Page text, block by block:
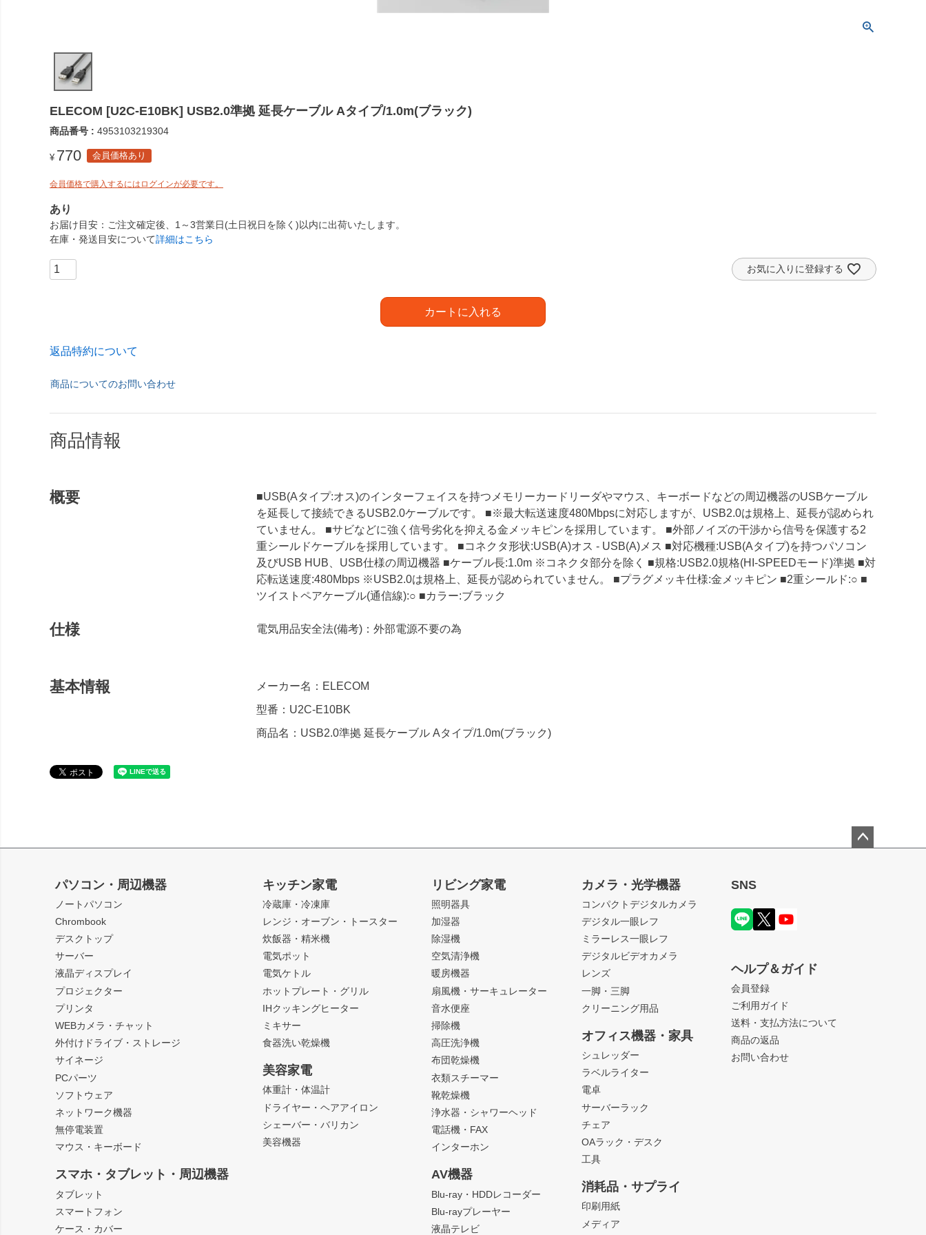
ELECOM [U2C-E10BK] USB2.0準拠 延長ケーブル Aタイプ/1.0m(ブラック)
商品番号 4953103219304
¥ 770 会員価格あり
会員価格で購入するにはログインが必要です。
あり
お届け目安
ご注文確定後、1～3営業日(土日祝日を除く)以内に出荷いたします。
在庫・発送目安について詳細はこちら
お気に入りに登録する
カートに入れる
返品特約について
商品についてのお問い合わせ
商品情報
概要
■USB(Aタイプ:オス)のインターフェイスを持つメモリーカードリーダやマウス、キーボードなどの周辺機器のUSBケーブル
を延長して接続できるUSB2.0ケーブルです。 ■※最大転送速度480Mbpsに対応しますが、USB2.0は規格上、延長が認められ
ていません。 ■サビなどに強く信号劣化を抑える金メッキピンを採用しています。 ■外部ノイズの干渉から信号を保護する2
重シールドケーブルを採用しています。 ■コネクタ形状:USB(A)オス - USB(A)メス ■対応機種:USB(Aタイプ)を持つパソコン
及びUSB HUB、USB仕様の周辺機器 ■ケーブル長:1.0m ※コネクタ部分を除く ■規格:USB2.0規格(HI-SPEEDモード)準拠 ■対
応転送速度:480Mbps ※USB2.0は規格上、延長が認められていません。 ■プラグメッキ仕様:金メッキピン ■2重シールド:○ ■
ツイストペアケーブル(通信線):○ ■カラー:ブラック
仕様 電気用品安全法(備考)：外部電源不要の為
基本情報
メーカー名：ELECOM
型番：U2C-E10BK
商品名：USB2.0準拠 延長ケーブル Aタイプ/1.0m(ブラック)
パソコン・周辺機器
ノートパソコン
Chrombook
デスクトップ
サーバー
液晶ディスプレイ
プロジェクター
プリンタ
WEBカメラ・チャット
外付けドライブ・ストレージ
サイネージ
PCパーツ
ソフトウェア
ネットワーク機器
無停電装置
マウス・キーボード
スマホ・タブレット・周辺機器
タブレット
スマートフォン
ケース・カバー
キッチン家電
冷蔵庫・冷凍庫
レンジ・オーブン・トースター
炊飯器・精米機
電気ポット
電気ケトル
ホットプレート・グリル
IHクッキングヒーター
ミキサー
食器洗い乾燥機
美容家電
体重計・体温計
ドライヤー・ヘアアイロン
シェーバー・バリカン
美容機器
リビング家電
照明器具
加湿器
除湿機
空気清浄機
暖房機器
扇風機・サーキュレーター
音水便座
掃除機
高圧洗浄機
布団乾燥機
衣類スチーマー
靴乾燥機
浄水器・シャワーヘッド
電話機・FAX
インターホン
AV機器
Blu-ray・HDDレコーダー
Blu-rayプレーヤー
液晶テレビ
カメラ・光学機器
コンパクトデジタルカメラ
デジタル一眼レフ
ミラーレス一眼レフ
デジタルビデオカメラ
レンズ
一脚・三脚
クリーニング用品
オフィス機器・家具
シュレッダー
ラベルライター
電卓
サーバーラック
チェア
OAラック・デスク
工具
消耗品・サプライ
印刷用紙
メディア
SNS
ヘルプ＆ガイド
会員登録
ご利用ガイド
送料・支払方法について
商品の返品
お問い合わせ